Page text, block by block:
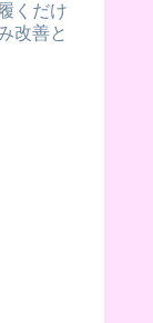
くだけ
改善と